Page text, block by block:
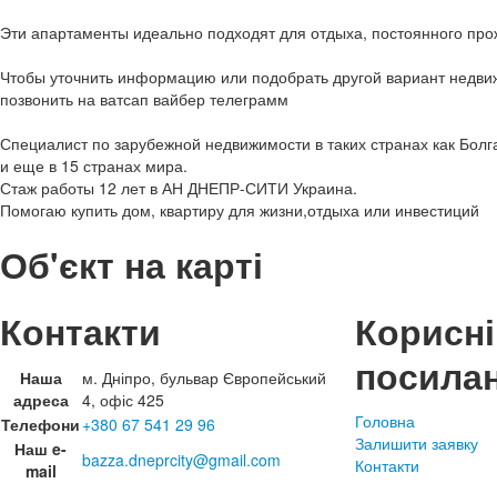
Эти апартаменты идеально подходят для отдыха, постоянного
Чтобы уточнить информацию или подобрать другой вариант
позвонить на ватсап вайбер телеграмм
Специалист по зарубежной недвижимости в таких странах как
и еще в 15 странах мира.
Стаж работы 12 лет в АН ДНЕПР-СИТИ Украина.
Помогаю купить дом, квартиру для жизни,отдыха или инвестиций
Об'єкт на карті
Контакти
Наша
адреса
м. Дніпро, бульвар Європейський
4, офіс 425
Телефони +380 67 541 29 96
Наш e-
mail
bazza.dneprcity@gmail.com
Корисні
Головна
Залишити заявку
Контакти